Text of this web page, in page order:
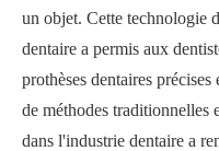
un objet. Cette technologie
dentaire a permis aux
prothèses dentaires
de méthodes traditionnelles
dans l'industrie dentaire a